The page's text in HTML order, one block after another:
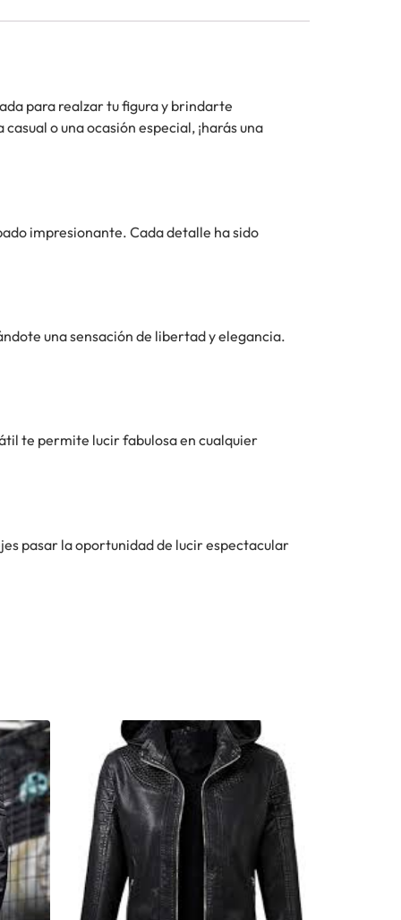
para realzar tu figura y brindarte
o una ocasión especial, ¡harás una
impresionante. Cada detalle ha sido
una sensación de libertad y elegancia.
te permite lucir fabulosa en cualquier
pasar la oportunidad de lucir espectacular